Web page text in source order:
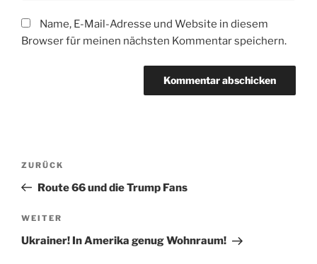
Name, E-Mail-Adresse und Website in diesem
Browser für meinen nächsten Kommentar speichern.
Beitragsnavigation
Vorheriger
Beitrag
ZURÜCK
Route 66 und die Trump Fans
Nächster
Beitrag
WEITER
Ukrainer! In Amerika genug Wohnraum!